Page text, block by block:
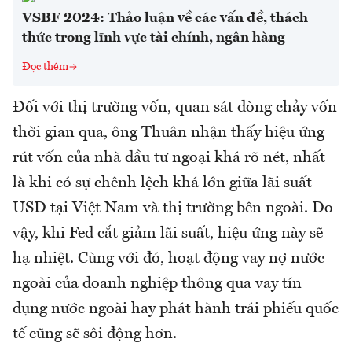
VSBF 2024: Thảo luận về các vấn đề, thách
thức trong lĩnh vực tài chính, ngân hàng
Đọc thêm
Đối với thị trường vốn, quan sát dòng chảy vốn
thời gian qua, ông Thuân nhận thấy hiệu ứng
rút vốn của nhà đầu tư ngoại khá rõ nét, nhất
là khi có sự chênh lệch khá lớn giữa lãi suất
USD tại Việt Nam và thị trường bên ngoài. Do
vậy, khi Fed cắt giảm lãi suất, hiệu ứng này sẽ
hạ nhiệt. Cùng với đó, hoạt động vay nợ nước
ngoài của doanh nghiệp thông qua vay tín
dụng nước ngoài hay phát hành trái phiếu quốc
tế cũng sẽ sôi động hơn.